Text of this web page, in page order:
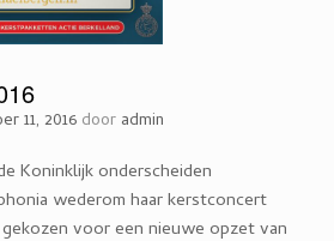
11, 2016 door admin
Koninklijk onderscheiden
wederom haar kerstconcert
voor een nieuwe opzet van